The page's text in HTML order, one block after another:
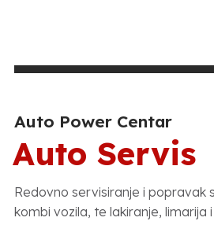
Auto Power Centar
Auto Servis
Redovno servisiranje i popravak
kombi vozila, te lakiranje, limarija